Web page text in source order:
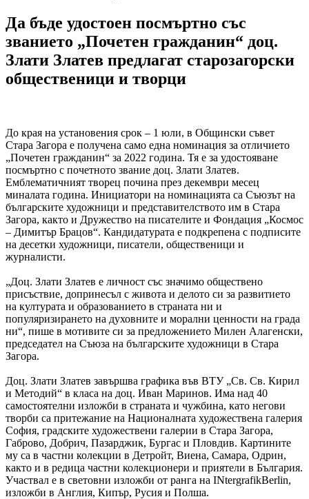
Да бъде удостоен посмъртно със
званието „Почетен гражданин“ доц.
Злати Златев предлагат старозагорски
общественици и творци
До края на установения срок – 1 юли, в Общински съвет
Стара Загора е получена само една номинация за отличието
„Почетен гражданин“ за 2022 година. Тя е за удостояване
посмъртно с почетното звание доц. Злати Златев.
Емблематичният творец почина през декември месец
миналата година. Инициатори на номинацията са Съюзът на
българските художници и представителството им в Стара
Загора, както и Дружество на писателите и Фондация „Космос
– Димитър Брацов“. Кандидатурата е подкрепена с подписите
на десетки художници, писатели, общественици и
журналисти.
„Доц. Злати Златев е личност със значимо обществено
присъствие, допринесъл с живота и делото си за развитието
на културата и образованието в страната ни и
популяризирането на духовните и морални ценности на града
ни“, пише в мотивите си за предложението Милен Алагенски,
председател на Съюза на българските художници в Стара
Загора.
Доц. Злати Златев завършва графика във ВТУ „Св. Св. Кирил
и Методий“ в класа на доц. Иван Маринов. Има над 40
самостоятелни изложби в страната и чужбина, като негови
творби са притежание на Националната художествена галерия
София, градските художествени галерии в Стара Загора,
Габрово, Добрич, Пазарджик, Бургас и Пловдив. Картините
му са в частни колекции в Детройт, Виена, Самара, Одрин,
както и в редица частни колекционери и приятели в България.
Участвал е в световни изложби от ранга на INtergrafikBerlin,
изложби в Англия, Кипър, Русия и Полша.